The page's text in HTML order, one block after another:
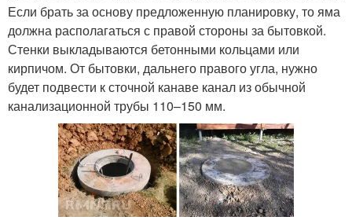
Если брать за основу предложенную планировку, то яма
должна располагаться с правой стороны за бытовкой.
Стенки выкладываются бетонными кольцами или
кирпичом. От бытовки, дальнего правого угла, нужно
будет подвести к сточной канаве канал из обычной
канализационной трубы 110–150 мм.